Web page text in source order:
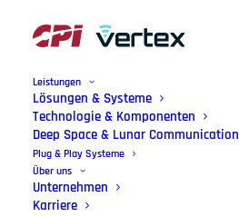
Leistungen
Lösungen & Systeme
Technologie & Komponenten
Deep Space & Lunar Communication
Plug & Play Systeme
Über uns
Unternehmen
Karriere